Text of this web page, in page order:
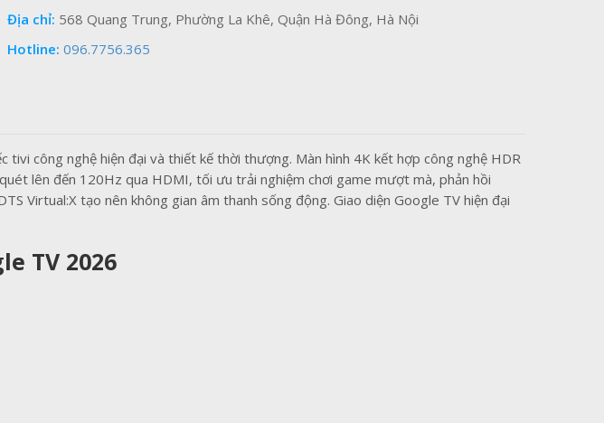
Địa chỉ: 568 Quang Trung, Phường La Khê, Quận Hà Đông, Hà Nội
Hotline: 096.7756.365
công nghệ hiện đại và thiết kế thời thượng. Màn hình 4K kết hợp công nghệ HDR
lên đến 120Hz qua HDMI, tối ưu trải nghiệm chơi game mượt mà, phản hồi
Virtual:X tạo nên không gian âm thanh sống động. Giao diện Google TV hiện đại
TV 2026